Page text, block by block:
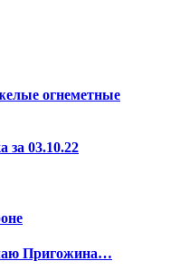
огнеметные
03.10.22
Пригожина…